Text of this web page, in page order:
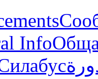
Info